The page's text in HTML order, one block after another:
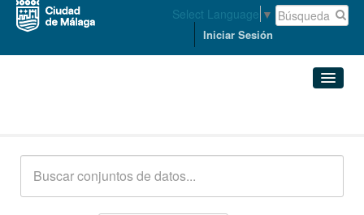
Select Language ▼
Iniciar Sesión